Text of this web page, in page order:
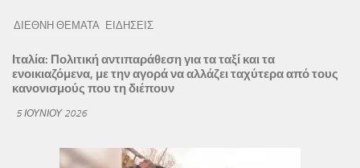
ΔΙΕΘΝΗ ΘΕΜΑΤΑ ΕΙΔΗΣΕΙΣ
Ιταλία: Πολιτική αντιπαράθεση για τα ταξί και τα
ενοικιαζόμενα, με την αγορά να αλλάζει ταχύτερα από τους
κανονισμούς που τη διέπουν
5 ΙΟΥΝΊΟΥ 2026